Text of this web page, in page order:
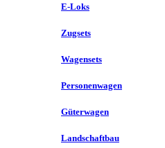
E-Loks
Zugsets
Wagensets
Personenwagen
Güterwagen
Landschaftbau